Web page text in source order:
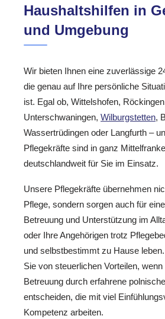
Haushaltshilfen in
und Umgebung
Wir bieten Ihnen eine zuverlässige
die genau auf Ihre persönliche
ist. Egal ob, Wittelshofen,
Unterschwaningen, Wilburgstetten,
Wassertrüdingen oder Langfurth –
Pflegekräfte sind in ganz
deutschlandweit für Sie im Einsatz.
Unsere Pflegekräfte übernehmen
Pflege, sondern sorgen auch für
Betreuung und Unterstützung im
oder Ihre Angehörigen trotz
und selbstbestimmt zu Hause
Sie von steuerlichen Vorteilen,
Betreuung durch erfahrene
entscheiden, die mit viel
Kompetenz arbeiten.